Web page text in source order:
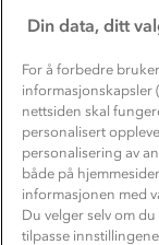
OM OSS
TIPS OG RÅD
Turmat
Beredskap
AKTIVITETER
Leirskole 🥾
Tips til hyttetur
Din data, ditt
For å forbedre
informasjonskapsler
nettsiden skal
personalisert
personalisering av
både på
informasjonen med
Du velger selv om
tilpasse